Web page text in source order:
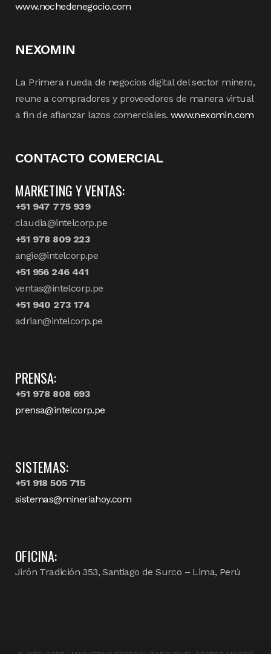
www.nochedenegocio.com
NEXOMIN
La Primera rueda de negocios digital del sector minero,
reune a compradores y proveedores de manera virtual
a fin de afianzar lazos comerciales. www.nexomin.com
CONTACTO COMERCIAL
MARKETING Y VENTAS:
+51 947 775 939
claudia@intelcorp.pe
+51 978 809 223
angie@intelcorp.pe
+51 956 246 441
ventas@intelcorp.pe
+51 940 273 174
adrian@intelcorp.pe
PRENSA:
+51 978 808 693
prensa@intelcorp.pe
SISTEMAS:
+51 918 505 715
sistemas@mineriahoy.com
OFICINA:
Jirón Tradición 353, Santiago de Surco – Lima, Perú